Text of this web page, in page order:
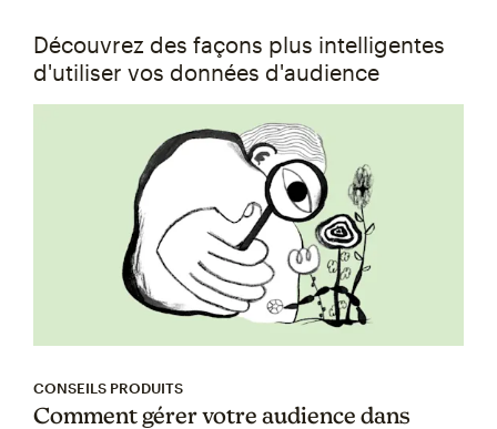
Découvrez des façons plus intelligentes
d'utiliser vos données d'audience
CONSEILS PRODUITS
Comment gérer votre audience dans